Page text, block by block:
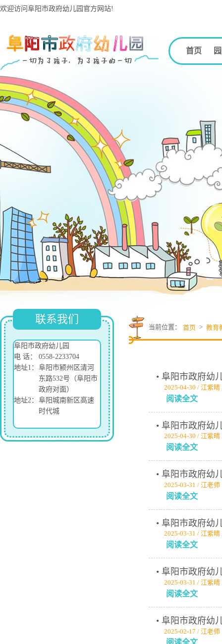
欢迎访问阜阳市政府幼儿园官方网站!
首页
联系我们
阜阳市政府幼儿园
电 话：
0558-2233704
地址1： 阜阳市颍州区清河
东路532号（阜阳市
政府对面）
地址2： 阜阳城南新区高速
时代城
当前位置： 首页 > 教育
• 阜阳市政府幼
2025-04-30 / 江紫晴
阅读全文
• 阜阳市政府幼
2025-04-30 / 江紫晴
阅读全文
• 阜阳市政府幼
2025-03-31 / 江老师
阅读全文
• 阜阳市政府幼
2025-03-31 / 江紫晴
阅读全文
• 阜阳市政府幼
2025-03-31 / 江紫晴
阅读全文
• 阜阳市政府幼
2025-02-17 / 江老师